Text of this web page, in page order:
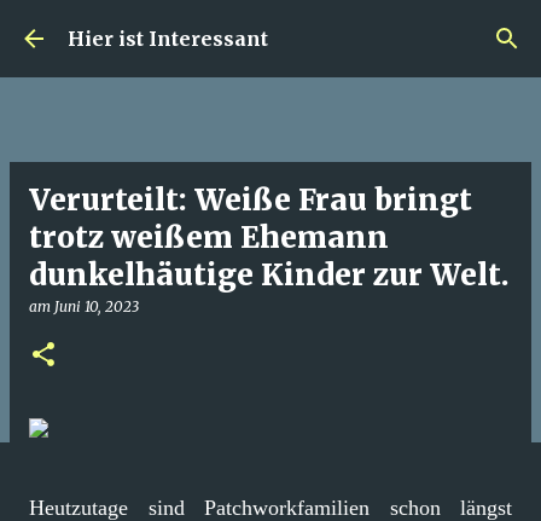
Direkt zum Hauptbereich
Hier ist Interessant
Verurteilt: Weiße Frau bringt
trotz weißem Ehemann
dunkelhäutige Kinder zur Welt.
am Juni 10, 2023
Heutzutage sind Patchworkfamilien schon längst